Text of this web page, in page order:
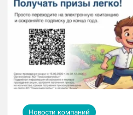
Новости компаний